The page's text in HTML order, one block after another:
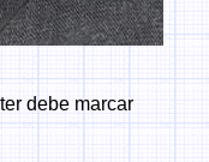
debe marcar